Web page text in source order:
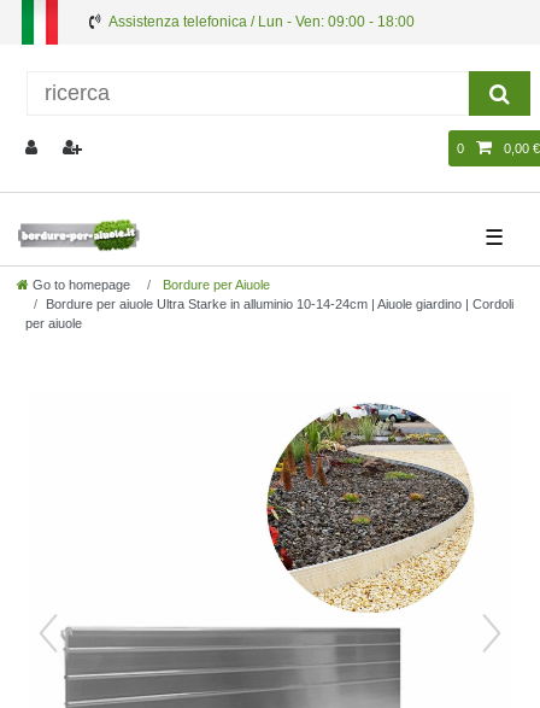
Assistenza telefonica / Lun - Ven: 09:00 - 18:00
0 0,00 €
☰
Go to homepage
Bordure per Aiuole
Bordure per aiuole Ultra Starke in alluminio 10-14-24cm | Aiuole giardino | Cordoli
per aiuole